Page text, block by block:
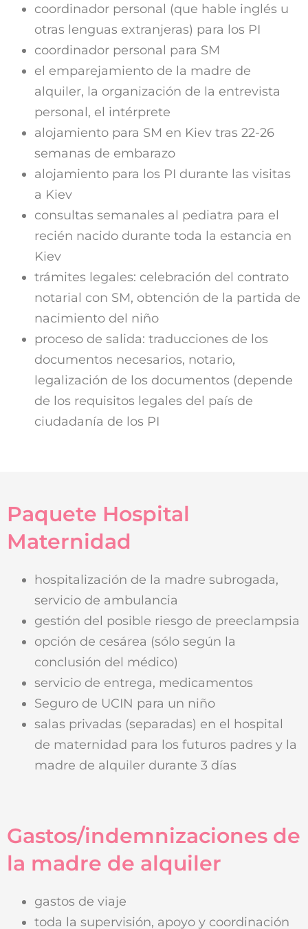
coordinador personal (que hable inglés u
otras lenguas extranjeras) para los PI
coordinador personal para SM
el emparejamiento de la madre de
alquiler, la organización de la entrevista
personal, el intérprete
alojamiento para SM en Kiev tras 22-26
semanas de embarazo
alojamiento para los PI durante las visitas
a Kiev
consultas semanales al pediatra para el
recién nacido durante toda la estancia en
Kiev
trámites legales: celebración del contrato
notarial con SM, obtención de la partida de
nacimiento del niño
proceso de salida: traducciones de los
documentos necesarios, notario,
legalización de los documentos (depende
de los requisitos legales del país de
ciudadanía de los PI
Paquete Hospital
Maternidad
hospitalización de la madre subrogada,
servicio de ambulancia
gestión del posible riesgo de preeclampsia
opción de cesárea (sólo según la
conclusión del médico)
servicio de entrega, medicamentos
Seguro de UCIN para un niño
salas privadas (separadas) en el hospital
de maternidad para los futuros padres y la
madre de alquiler durante 3 días
Gastos/indemnizaciones de
la madre de alquiler
gastos de viaje
toda la supervisión, apoyo y coordinación